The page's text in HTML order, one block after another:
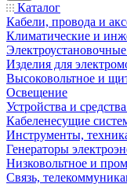
Каталог
Кабели, провода и
Климатические и
Изделия для
Высоковольтное и
Освещение
Устройства и
Кабеленесущие
Инструменты,
Генераторы
Низковольтное и
Связь,